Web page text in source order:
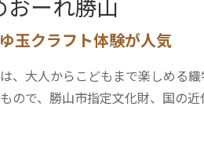
ーれ勝山
玉クラフト体験が人気
、大人からこどもまで楽しめる
ので、勝山市指定文化財、国の